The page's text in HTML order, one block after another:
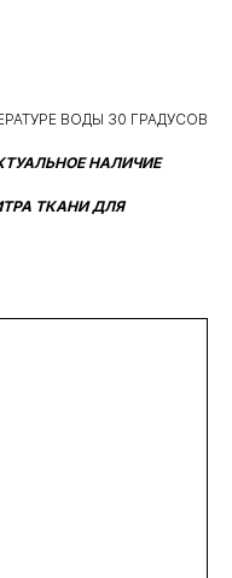
ВОДЫ 30 ГРАДУСОВ
НАЛИЧИЕ
ТКАНИ ДЛЯ